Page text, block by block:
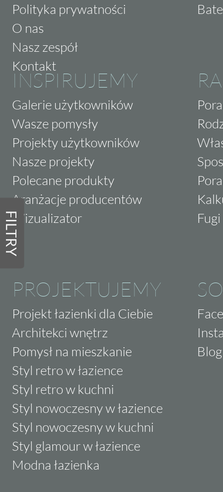
FILTRY
Polityka prywatności
O nas
Nasz zespół
Kontakt
INSPIRUJEMY
Galerie użytkowników
Wasze pomysły
Projekty użytkowników
Nasze projekty
Polecane produkty
Aranżacje producentów
Wizualizator
PROJEKTUJEMY
Projekt łazienki dla Ciebie
Architekci wnętrz
Pomysł na mieszkanie
Styl retro w łazience
Styl retro w kuchni
Styl nowoczesny w łazience
Styl nowoczesny w kuchni
Styl glamour w łazience
Modna łazienka
Blog